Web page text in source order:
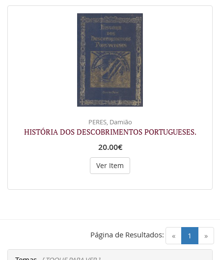
PERES, Damião
HISTÓRIA DOS DESCOBRIMENTOS PORTUGUESES.
20.00€
Ver Item
« 1 (current)
»
Página de Resultados: